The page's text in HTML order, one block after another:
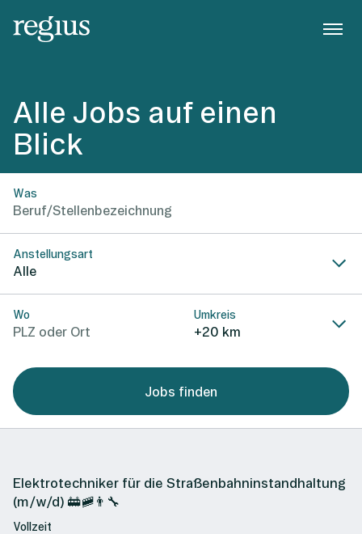
Alle Jobs auf einen
Blick
Was
Anstellungsart
Alle
Wo Umkreis
+20 km
Jobs finden
Elektrotechniker für die Straßenbahninstandhaltung
(m/w/d) 🚋🚞👨‍🔧
Vollzeit